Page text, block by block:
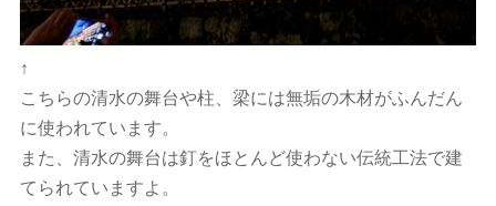
↑
こちらの清水の舞台や柱、梁には無垢の木材がふんだん
に使われています。
また、清水の舞台は釘をほとんど使わない伝統工法で建
てられていますよ。